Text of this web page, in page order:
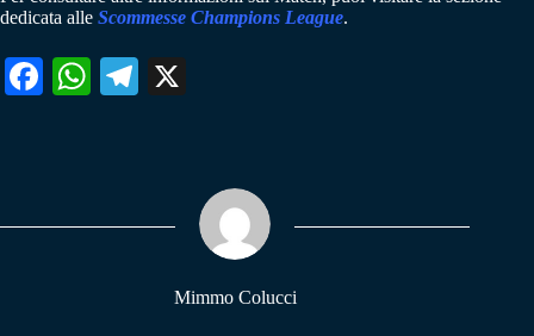
dedicata alle Scommesse Champions League.
Fa W
pp
Te
m
Mimmo Colucci